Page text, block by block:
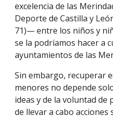
excelencia de las
Deporte de Castilla y
71)— entre los niños y
se la podríamos hacer a
ayuntamientos de las
Sin embargo, recuperar
menores no depende
ideas y de la voluntad de
de llevar a cabo